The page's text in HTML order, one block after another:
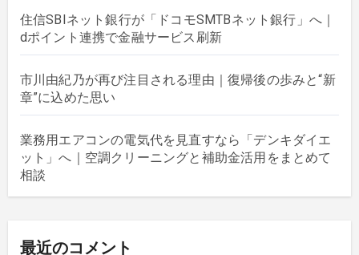
住信SBIネット銀行が「ドコモSMTBネット銀行」へ｜
dポイント連携で金融サービス刷新
市川由紀乃が再び注目される理由｜復帰後の歩みと“新
章”に込めた思い
業務用エアコンの電気代を見直すなら「デンキダイエ
ット」へ｜空調クリーニングと補助金活用をまとめて
相談
最近のコメント